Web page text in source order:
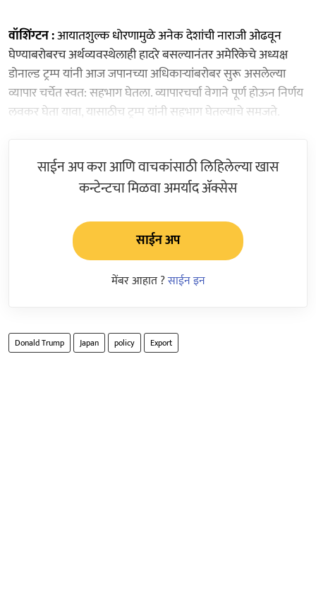
वॉशिंग्टन :आयातशुल्क धोरणामुळे अनेक देशांची नाराजी ओढवून
घेण्याबरोबरच अर्थव्यवस्थेलाही हादरे बसल्यानंतर अमेरिकेचे अध्यक्ष
डोनाल्ड ट्रम्प यांनी आज जपानच्या अधिकाऱ्यांबरोबर सुरू असलेल्या
व्यापार चर्चेत स्वत: सहभाग घेतला. व्यापारचर्चा वेगाने पूर्ण होऊन निर्णय
लवकर घेता यावा, यासाठीच ट्रम्प यांनी सहभाग घेतल्याचे समजते.
साईन अप करा आणि वाचकांसाठी लिहिलेल्या खास
कन्टेन्टचा मिळवा अमर्याद ॲक्सेस
साईन अप
मेंबर आहात ?साईन इन
Donald Trump Japan policy Export